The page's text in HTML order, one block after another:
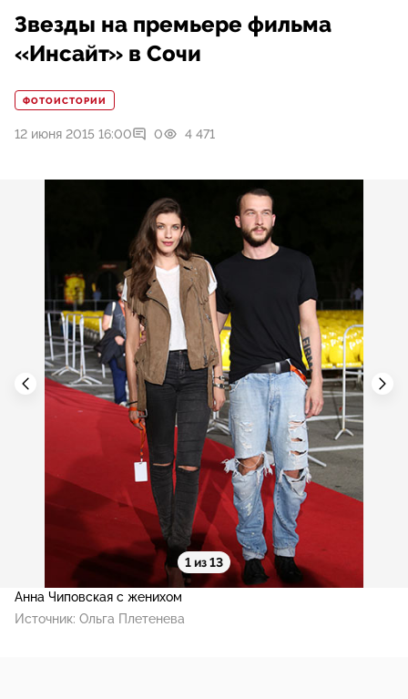
Звезды на премьере фильма
«Инсайт» в Сочи
ФОТОИСТОРИИ
12 июня 2015 16:00 0 4 471
1 из 13
Анна Чиповская с женихом
Источник: Ольга Плетенева